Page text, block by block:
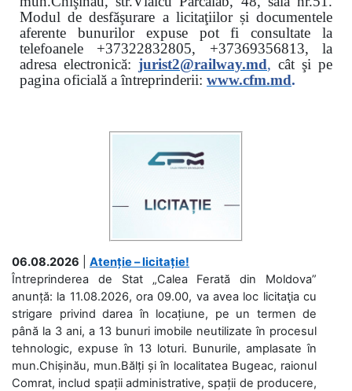
Modul de desfăşurare a licitaţiilor și documentele
aferente bunurilor expuse pot fi consultate la
telefoanele +37322832805, +37369356813, la
adresa electronică: jurist2@railway.md, cât şi pe
pagina oficială a întreprinderii: www.cfm.md.
06.08.2026
Atenție – licitație!
Întreprinderea de Stat „Calea Ferată din Moldova”
anunță: la 11.08.2026, ora 09.00, va avea loc licitaţia cu
strigare privind darea în locațiune, pe un termen de
până la 3 ani, a 13 bunuri imobile neutilizate în procesul
tehnologic, expuse în 13 loturi. Bunurile, amplasate în
mun.Chișinău, mun.Bălți și în localitatea Bugeac, raionul
Comrat, includ spații administrative, spații de producere,